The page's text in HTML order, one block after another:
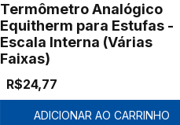
Termômetro Analógico
Equitherm para Estufas -
Escala Interna (Várias
Faixas)
R$24,77
ADICIONAR AO CARRINHO